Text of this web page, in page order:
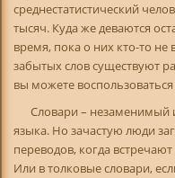
среднестатистический
тысяч. Куда же деваются
время, пока о них кто-то
забытых слов существуют
вы можете
Словари – незаменимый
языка. Но зачастую люди
переводов, когда
Или в толковые словари,